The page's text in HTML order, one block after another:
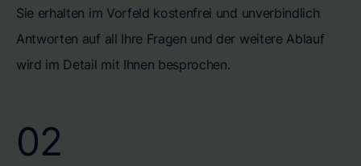
Sie erhalten im Vorfeld kostenfrei und unverbindlich
Antworten auf all Ihre Fragen und der weitere Ablauf
wird im Detail mit Ihnen besprochen.
02